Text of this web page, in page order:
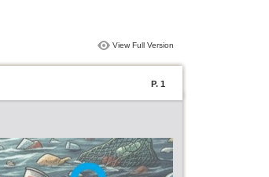
View Full Version
P. 1